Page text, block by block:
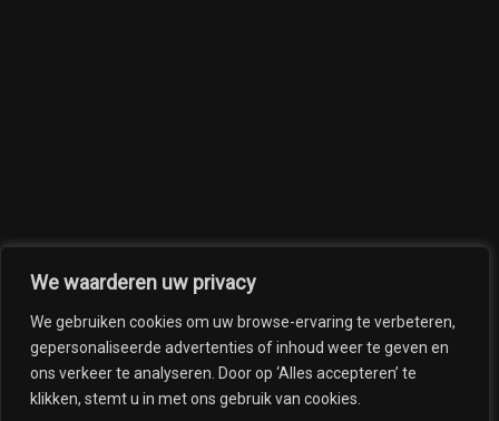
We waarderen uw privacy
We gebruiken cookies om uw browse-ervaring te verbeteren,
gepersonaliseerde advertenties of inhoud weer te geven en
ons verkeer te analyseren. Door op ‘Alles accepteren’ te
klikken, stemt u in met ons gebruik van cookies.